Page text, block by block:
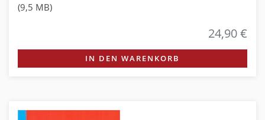
(9,5 MB)
24,90 €
IN DEN WARENKORB